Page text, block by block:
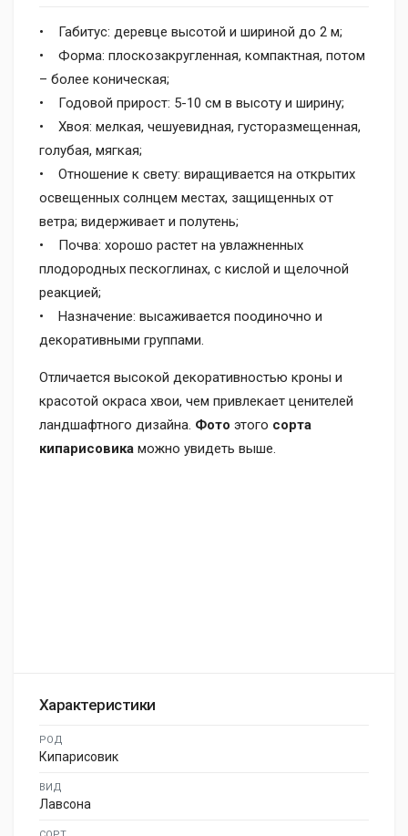
• Габитус: деревце высотой и шириной до 2 м;
• Форма: плоскозакругленная, компактная, потом
– более коническая;
• Годовой прирост: 5-10 см в высоту и ширину;
• Хвоя: мелкая, чешуевидная, густоразмещенная,
голубая, мягкая;
• Отношение к свету: виращивается на открытих
освещенных солнцем местах, защищенных от
ветра; видерживает и полутень;
• Почва: хорошо растет на увлажненных
плодородных пескоглинах, с кислой и щелочной
реакцией;
• Назначение: высаживается поодиночно и
декоративными группами.
Отличается высокой декоративностью кроны и
красотой окраса хвои, чем привлекает ценителей
ландшафтного дизайна. Фото этого сорта
кипарисовика можно увидеть выше.
Характеристики
РОД
Кипарисовик
ВИД
Лавсона